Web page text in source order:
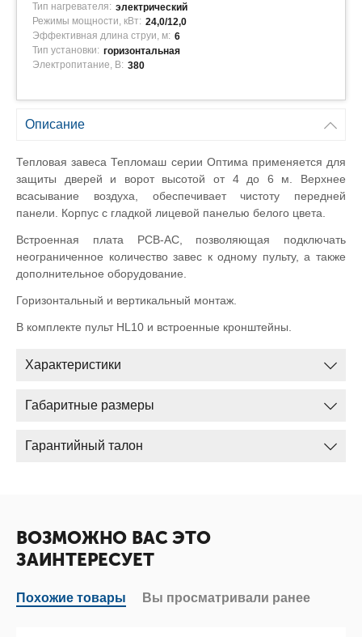
Тип нагревателя: электрический
Режимы мощности, кВт: 24,0/12,0
Эффективная длина струи, м: 6
Тип установки: горизонтальная
Электропитание, В: 380
Описание
Тепловая завеса Тепломаш серии Оптима применяется для
защиты дверей и ворот высотой от 4 до 6 м. Верхнее
всасывание воздуха, обеспечивает чистоту передней
панели. Корпус с гладкой лицевой панелью белого цвета.
Встроенная плата PCB-AC, позволяющая подключать
неограниченное количество завес к одному пульту, а также
дополнительное оборудование.
Горизонтальный и вертикальный монтаж.
В комплекте пульт HL10 и встроенные кронштейны.
Характеристики
Габаритные размеры
Гарантийный талон
ВОЗМОЖНО ВАС ЭТО
ЗАИНТЕРЕСУЕТ
Похожие товары Вы просматривали ранее